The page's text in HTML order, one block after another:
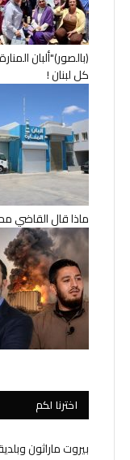
(بالصور)"ألبان
كل لبنان !
ماذا قال
اخترنا لكم
بيروت ماراثون